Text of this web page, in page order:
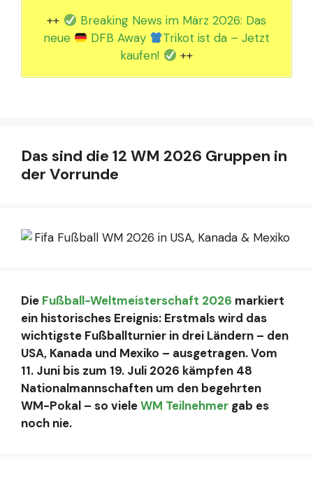
++
Breaking News im März 2026: Das
neue
DFB Away
Trikot ist da – Jetzt
kaufen!
++
Das sind die 12 WM 2026 Gruppen in
der Vorrunde
Die Fußball-Weltmeisterschaft 2026 markiert
ein historisches Ereignis: Erstmals wird das
wichtigste Fußballturnier in drei Ländern – den
USA, Kanada und Mexiko – ausgetragen. Vom
11. Juni bis zum 19. Juli 2026 kämpfen 48
Nationalmannschaften um den begehrten
WM-Pokal – so vieleWM Teilnehmer gab es
noch nie.